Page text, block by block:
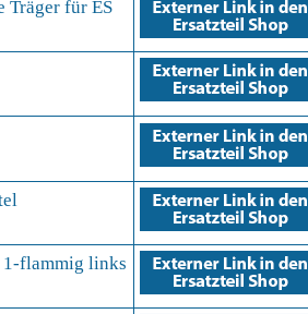
Träger für ES
1-flammig links